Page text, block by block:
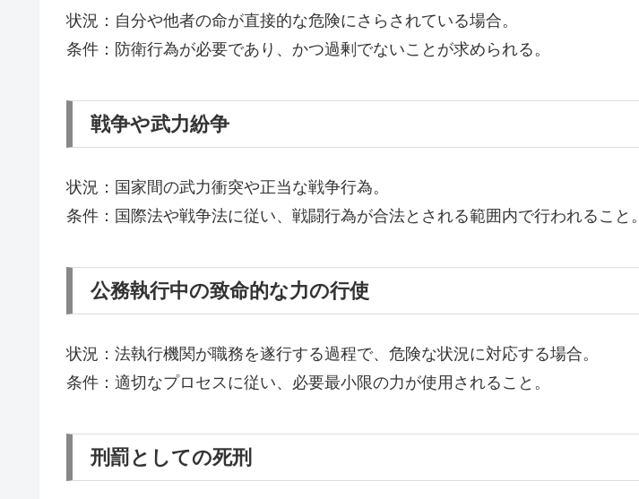
状況：自分や他者の命が直接的な危険にさらされている場合。
条件：防衛行為が必要であり、かつ過剰でないことが求められる。
戦争や武力紛争
状況：国家間の武力衝突や正当な戦争行為。
条件：国際法や戦争法に従い、戦闘行為が合法とされる範囲内で行われること。
公務執行中の致命的な力の行使
状況：法執行機関が職務を遂行する過程で、危険な状況に対応する場合。
条件：適切なプロセスに従い、必要最小限の力が使用されること。
刑罰としての死刑